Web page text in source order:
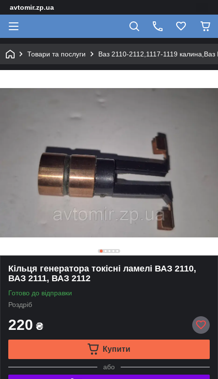
avtomir.zp.ua
Товари та послуги Ваз 2110-2112,1117-1119
Кільця генератора токісні ламелі ВАЗ 2110,
ВАЗ 2111, ВАЗ 2112
Готово до відправки
Роздріб
220 ₴
Купити
або